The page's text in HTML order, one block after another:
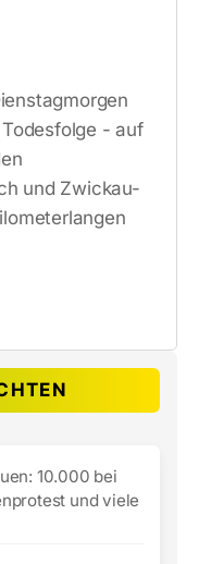
- auf
und Zwickau-
10.000 bei
und viele